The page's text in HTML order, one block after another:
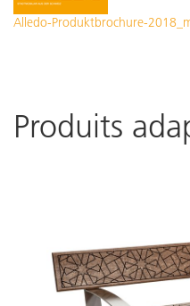
Alledo-Produktbrochure-
Produits